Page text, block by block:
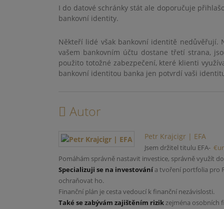
I do datové schránky stát ale doporučuje
bankovní identity.
Někteří lidé však bankovní identitě nedůvěřují.
vašem bankovním účtu dostane třetí strana,
použito totožné zabezpečení, které klienti
bankovní identitou banka jen potvrdí vaši
Autor
Petr Krajcigr | EFA
Jsem držitel titulu EFA-
Pomáhám správně nastavit investice, správně využít
Specializuji se na investovánía tvoření portfolia pro
ochraňovat ho.
Finanční plán je cesta vedoucí k finanční nezávislosti.
Také se zabývám zajištěním rizikzejména osobních